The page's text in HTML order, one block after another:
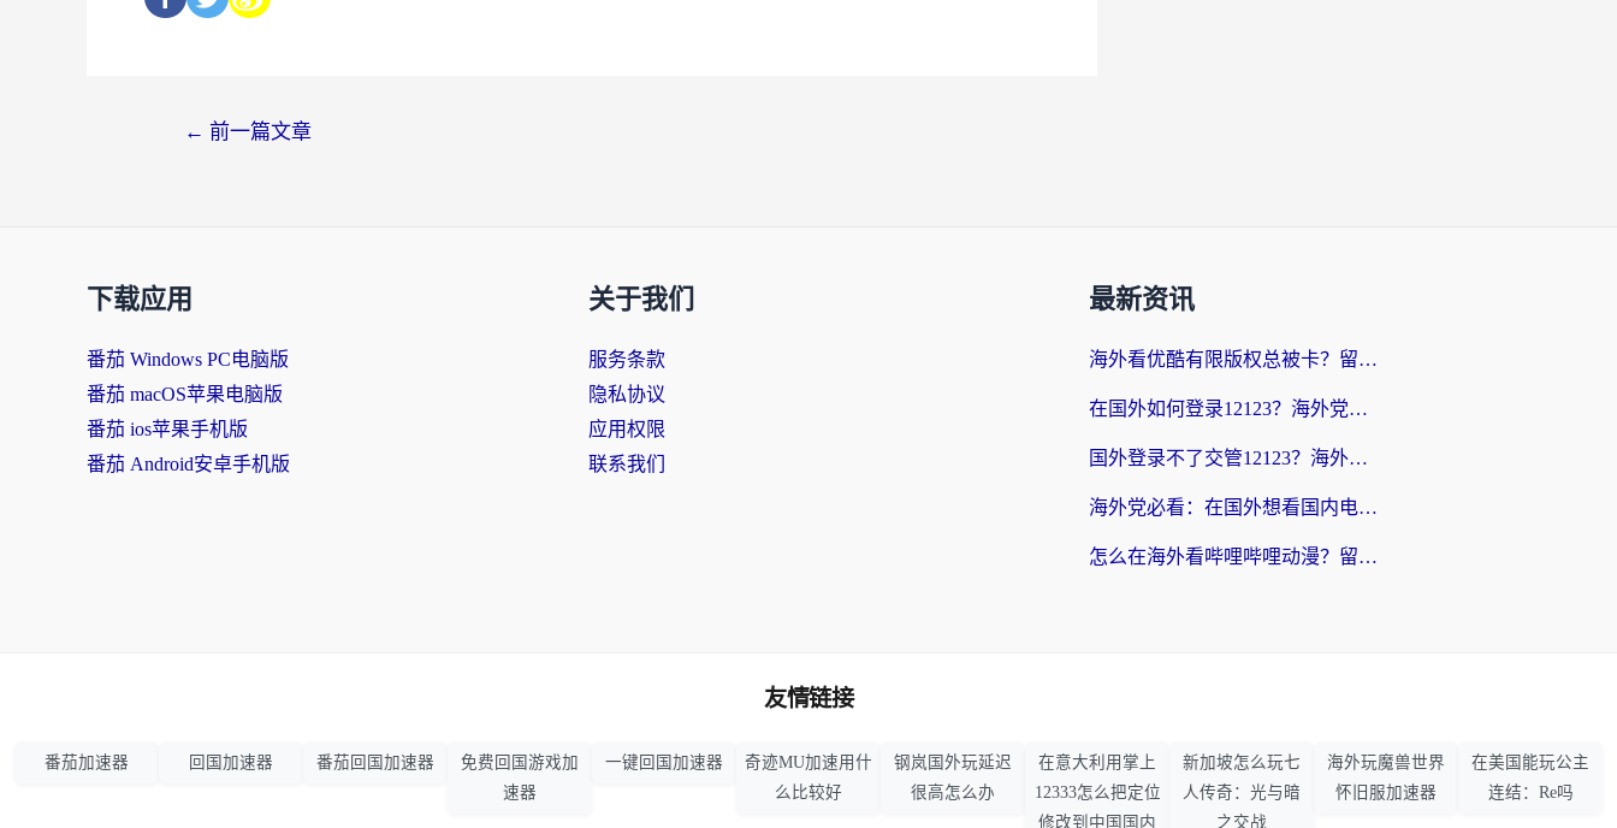
← 前一篇文章
下载应用
番茄 Windows PC电脑版
番茄 macOS苹果电脑版
番茄 ios苹果手机版
番茄 Android安卓手机版
关于我们
服务条款
隐私协议
应用权限
联系我们
最新资讯
海外看优酷有限版权总被卡？留学生亲测有效的回国加速器选择指南
在国外如何登录12123？海外党必备的回国加速实用指南
国外登录不了交管12123？海外华人亲测有效的回国加速器选择指南
海外党必看：在国外想看国内电视剧用什么软件？3步解决地域限制
怎么在海外看哔哩哔哩动漫？留学生亲测有效的回国加速方案
友情链接
番茄加速器 回国加速器 番茄回国加速器
免费回国游戏加
速器
一键回国加速器
奇迹MU加速用什
么比较好
钢岚国外玩延迟
很高怎么办
在意大利用掌上
12333怎么把定位
修改到中国国内
新加坡怎么玩七
人传奇：光与暗
之交战
海外玩魔兽世界
怀旧服加速器
在美国能玩公主
连结：Re吗